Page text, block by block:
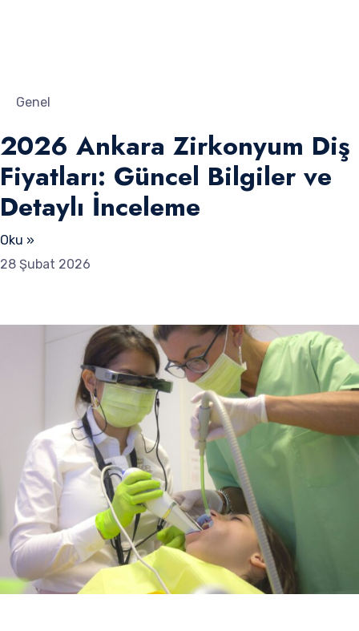
Genel
2026 Ankara Zirkonyum Diş
Fiyatları: Güncel Bilgiler ve
Detaylı İnceleme
Oku »
28 Şubat 2026